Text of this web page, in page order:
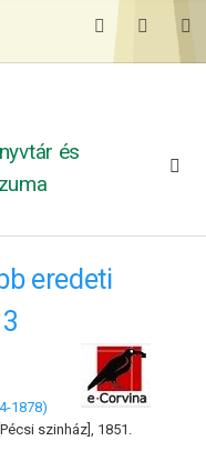
és
eredeti
1878)
szinház], 1851.